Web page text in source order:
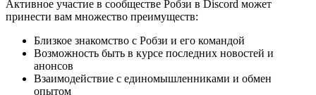
Активное участие в сообществе Робзи в Discord может
принести вам множество преимуществ:
Близкое знакомство с Робзи и его командой
Возможность быть в курсе последних новостей и
анонсов
Взаимодействие с единомышленниками и обмен
опытом